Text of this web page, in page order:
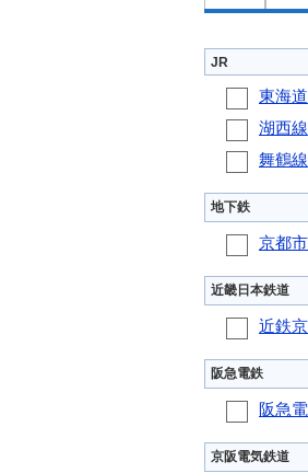
JR
東海
湖西線
舞鶴線
地下鉄
京都
近畿日本鉄道
近鉄
阪急電鉄
阪急
京阪電気鉄道